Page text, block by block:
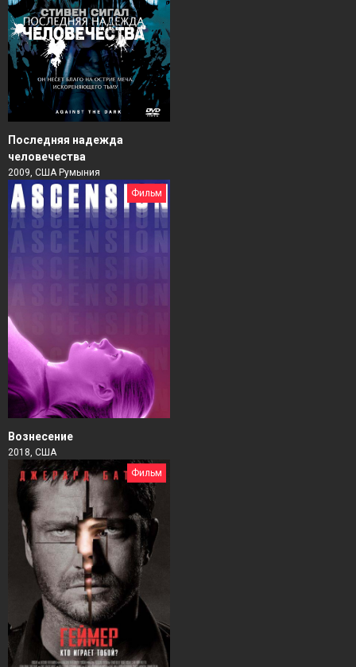
Последняя надежда
человечества
2009, США Румыния
Фильм
Вознесение
2018, США
Фильм